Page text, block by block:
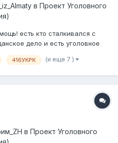
в Проект Уголовного
есть кто сталкивался с
дело и есть уголовное
истцом, а они оказались с
416УКРК (и еще 7 )
в Проект Уголовного